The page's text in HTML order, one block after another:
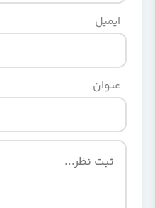
ایمیل
عنوان